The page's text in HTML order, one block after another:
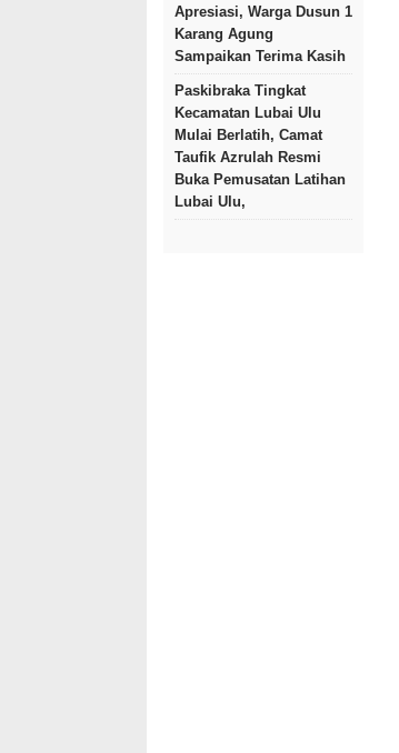
Apresiasi, Warga Dusun 1
Karang Agung
Sampaikan Terima Kasih
Paskibraka Tingkat
Kecamatan Lubai Ulu
Mulai Berlatih, Camat
Taufik Azrulah Resmi
Buka Pemusatan Latihan
Lubai Ulu,